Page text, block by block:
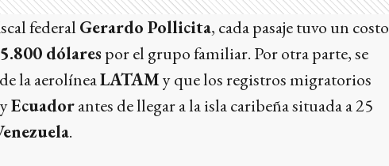
federal Gerardo Pollicita, cada pasaje tuvo un costo
5.800 dólares por el grupo familiar. Por otra parte, se
la aerolíneaLATAMy que los registros migratorios
yEcuadorantes de llegar a la isla caribeña situada a 25
.